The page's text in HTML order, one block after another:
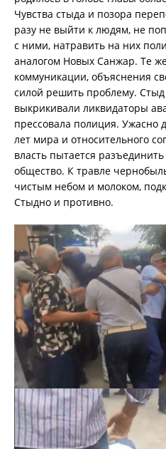
Чувства стыда и позора
разу не выйти к людям, не
с ними, натравить на них
аналогом Новых Санжар. Те
коммуникации, объяснения
силой решить проблему. Стыд
выкрикивали ликвидаторы
прессовала полиция. Ужасно
лет мира и относительного
власть пытается
общество. К травле
чистым небом и молоком,
Стыдно и противно.